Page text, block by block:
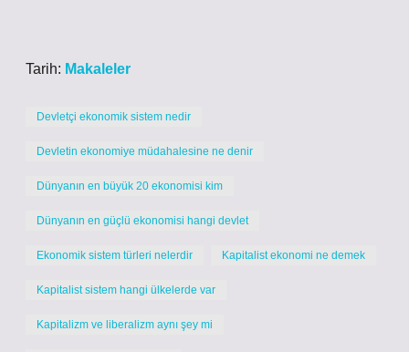
Tarih: Makaleler
Devletçi ekonomik sistem nedir
Devletin ekonomiye müdahalesine ne denir
Dünyanın en büyük 20 ekonomisi kim
Dünyanın en güçlü ekonomisi hangi devlet
Ekonomik sistem türleri nelerdir Kapitalist ekonomi ne demek
Kapitalist sistem hangi ülkelerde var
Kapitalizm ve liberalizm aynı şey mi